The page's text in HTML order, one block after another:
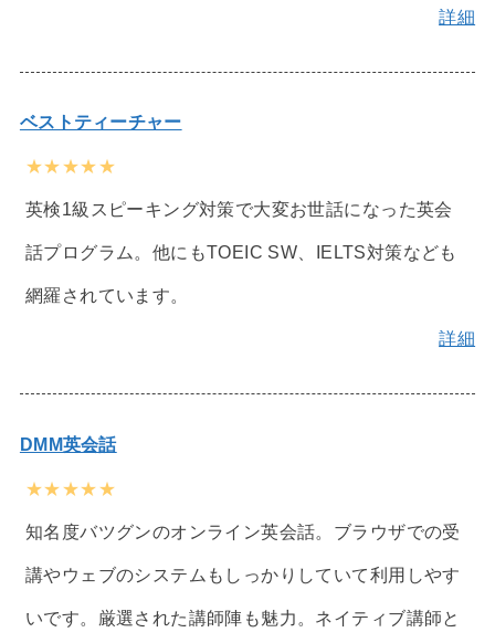
詳細
ベストティーチャー
★★★★★
英検1級スピーキング対策で大変お世話になった英会
話プログラム。他にもTOEIC SW、IELTS対策なども
網羅されています。
詳細
DMM英会話
★★★★★
知名度バツグンのオンライン英会話。ブラウザでの受
講やウェブのシステムもしっかりしていて利用しやす
いです。厳選された講師陣も魅力。ネイティブ講師と